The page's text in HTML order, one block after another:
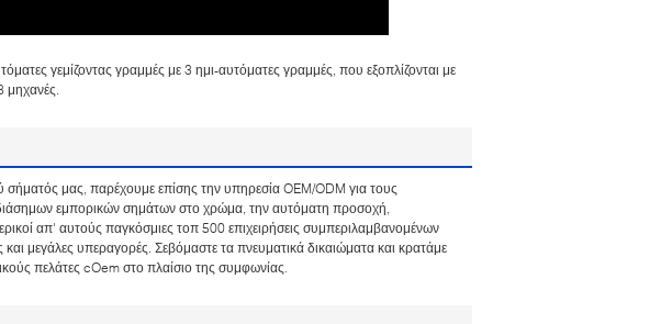
γεμίζοντας γραμμές με 3 ημι-αυτόματες γραμμές, που εξοπλίζονται με
μηχανές.
μας, παρέχουμε επίσης την υπηρεσία OEM/ODM για τους
εμπορικών σημάτων στο χρώμα, την αυτόματη προσοχή,
απ' αυτούς παγκόσμιες τοπ 500 επιχειρήσεις συμπεριλαμβανομένων
μεγάλες υπεραγορές. Σεβόμαστε τα πνευματικά δικαιώματα και κρατάμε
πελάτες cOem στο πλαίσιο της συμφωνίας.